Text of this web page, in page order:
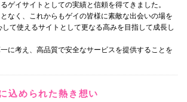
ゲイサイトとしての実績と信頼を得てきました。
なく、これからもゲイの皆様に素敵な出会いの場を
て使えるサイトとして更なる高みを目指して成長し
に考え、高品質で安全なサービスを提供することを
込められた熱き想い